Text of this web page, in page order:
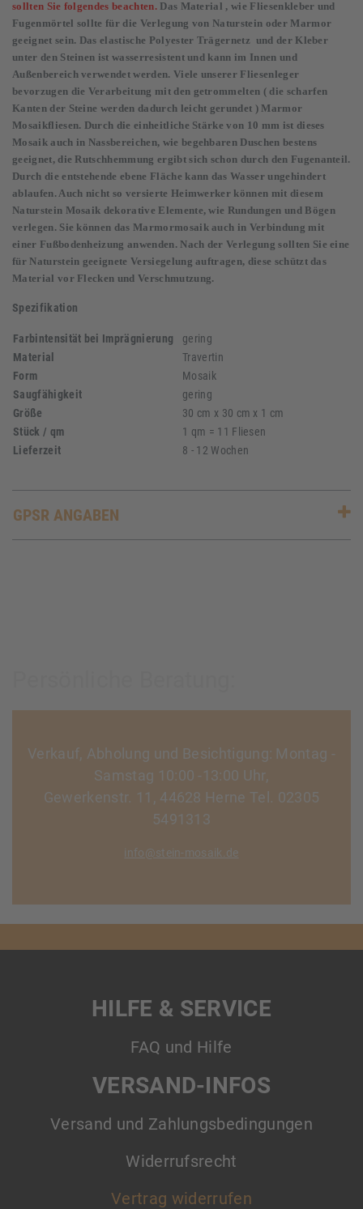
sollten Sie folgendes beachten.Das Material , wie Fliesenkleber und
Fugenmörtel sollte für die Verlegung von Naturstein oder Marmor
geeignet sein. Das elastische Polyester Trägernetz und der Kleber
unter den Steinen ist wasserresistent und kann im Innen und
Außenbereich verwendet werden. Viele unserer Fliesenleger
bevorzugen die Verarbeitung mit den getrommelten ( die scharfen
Kanten der Steine werden dadurch leicht gerundet ) Marmor
Mosaikfliesen. Durch die einheitliche Stärke von 10 mm ist dieses
Mosaik auch in Nassbereichen, wie begehbaren Duschen bestens
geeignet, die Rutschhemmung ergibt sich schon durch den Fugenanteil.
Durch die entstehende ebene Fläche kann das Wasser ungehindert
ablaufen. Auch nicht so versierte Heimwerker können mit diesem
Naturstein Mosaik dekorative Elemente, wie Rundungen und Bögen
verlegen. Sie können das Marmormosaik auch in Verbindung mit
einer Fußbodenheizung anwenden. Nach der Verlegung sollten Sie eine
für Naturstein geeignete Versiegelung auftragen, diese schützt das
Material vor Flecken und Verschmutzung.
Spezifikation
Farbintensität bei Imprägnierung
gering
Material
Travertin
Form
Mosaik
Saugfähigkeit
gering
Größe
30 cm x 30 cm x 1 cm
Stück / qm
1 qm = 11 Fliesen
Lieferzeit
8 - 12 Wochen
GPSR ANGABEN
Verkauf, Abholung und Besichtigung: Montag -
Samstag 10:00 -13:00 Uhr,
Gewerkenstr. 11, 44628 Herne Tel. 02305
5491313
info@stein-mosaik.de
HILFE & SERVICE
FAQ und Hilfe
VERSAND-INFOS
Versand und Zahlungsbedingungen
Widerrufsrecht
Vertrag widerrufen